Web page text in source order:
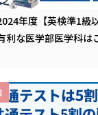
年度【英検準1級
利な医学部医学科は